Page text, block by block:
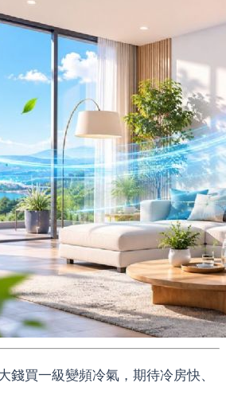
錢買一級變頻冷氣，期待冷房快、